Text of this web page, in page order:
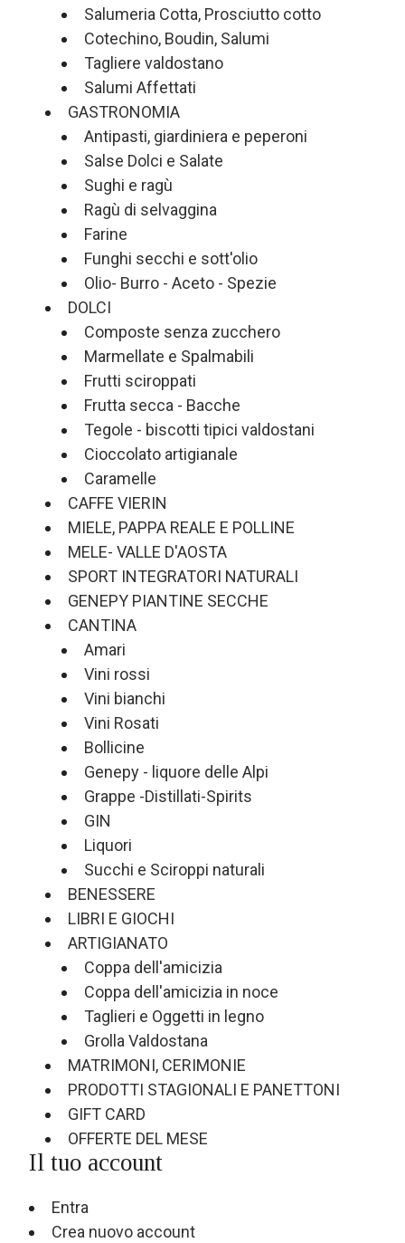
Salumeria Cotta, Prosciutto cotto
Cotechino, Boudin, Salumi
Tagliere valdostano
Salumi Affettati
GASTRONOMIA
Antipasti, giardiniera e peperoni
Salse Dolci e Salate
Sughi e ragù
Ragù di selvaggina
Farine
Funghi secchi e sott'olio
Olio- Burro - Aceto - Spezie
DOLCI
Composte senza zucchero
Marmellate e Spalmabili
Frutti sciroppati
Frutta secca - Bacche
Tegole - biscotti tipici valdostani
Cioccolato artigianale
Caramelle
CAFFE VIERIN
MIELE, PAPPA REALE E POLLINE
MELE- VALLE D'AOSTA
SPORT INTEGRATORI NATURALI
GENEPY PIANTINE SECCHE
CANTINA
Amari
Vini rossi
Vini bianchi
Vini Rosati
Bollicine
Genepy - liquore delle Alpi
Grappe -Distillati-Spirits
GIN
Liquori
Succhi e Sciroppi naturali
BENESSERE
LIBRI E GIOCHI
ARTIGIANATO
Coppa dell'amicizia
Coppa dell'amicizia in noce
Taglieri e Oggetti in legno
Grolla Valdostana
MATRIMONI, CERIMONIE
PRODOTTI STAGIONALI E PANETTONI
GIFT CARD
OFFERTE DEL MESE
Il tuo account
Entra
Crea nuovo account